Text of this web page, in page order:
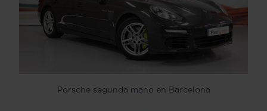
Porsche segunda mano en Barcelona